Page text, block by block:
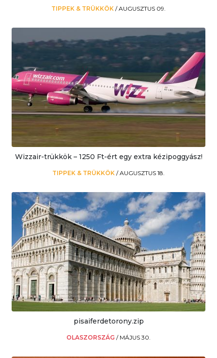
TIPPEK & TRÜKKÖK /AUGUSZTUS 09.
Wizzair-trükkök – 1250 Ft-ért egy extra kézipoggyász!
TIPPEK & TRÜKKÖK /AUGUSZTUS 18.
pisaiferdetorony.zip
OLASZORSZÁG / MÁJUS 30.